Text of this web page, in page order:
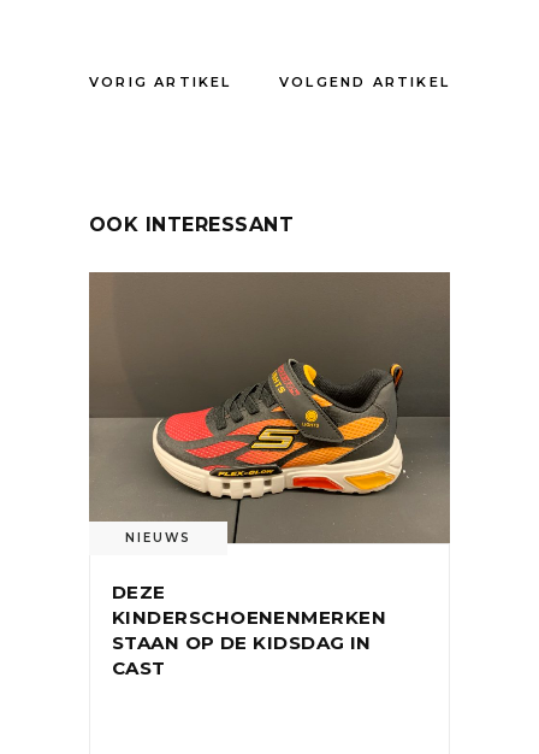
VORIG ARTIKEL VOLGEND ARTIKEL
OOK INTERESSANT
NIEUWS
DEZE
KINDERSCHOENENMERKEN
STAAN OP DE KIDSDAG IN
CAST